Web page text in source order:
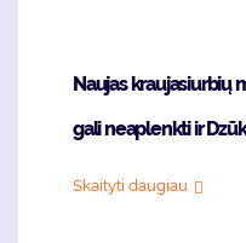
Naujas kraujasiurbių
gali neaplenkti ir
Skaityti daugiau